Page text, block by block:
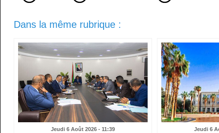
Dans la même rubrique :
Jeudi 6 Août 2026 - 11:39 Jeudi 6